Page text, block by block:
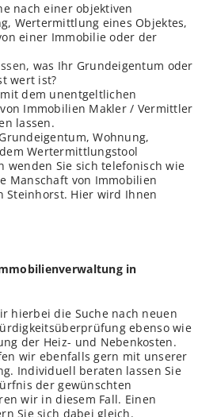
nach einer objektiven
Wertermittlung eines Objektes,
einer Immobilie oder der
, was Ihr Grundeigentum oder
wert ist?
dem unentgeltlichen
Immobilien Makler / Vermittler
lassen.
Wohnung,
Wertermittlungstool
wenden Sie sich telefonisch wie
Manschaft von Immobilien
Steinhorst. Hier wird Ihnen
in
hierbei die Suche nach neuen
ebenso wie
der Heiz- und Nebenkosten.
wir ebenfalls gern mit unserer
Individuell beraten lassen Sie
der gewünschten
wir in diesem Fall. Einen
Sie sich dabei gleich.